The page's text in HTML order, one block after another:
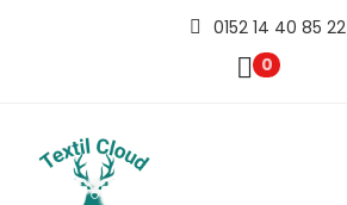
0152 14 40 85 22
0